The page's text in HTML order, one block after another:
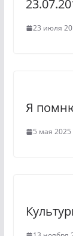
n
i
m
23 июля
Я
5 мая 2025